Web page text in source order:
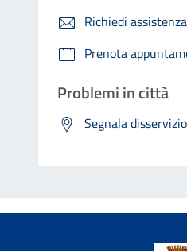
Richiedi assistenza
Prenota
Problemi in città
Segnala disservizio